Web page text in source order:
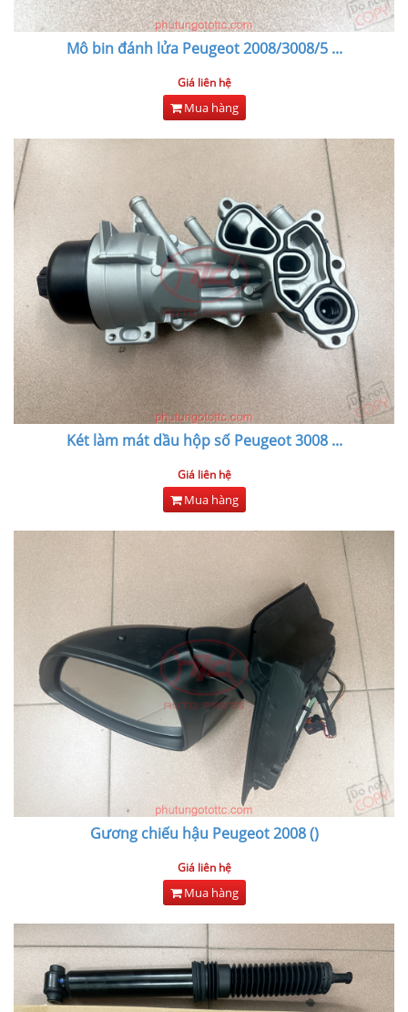
Mô bin đánh lửa Peugeot 2008/3008/5...
Giá liên hệ
Mua hàng
Két làm mát dầu hộp số Peugeot 3008...
Giá liên hệ
Mua hàng
Gương chiếu hậu Peugeot 2008 ()
Giá liên hệ
Mua hàng